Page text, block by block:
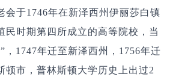
会于1746年在新泽西州伊丽莎白镇
民时期第四所成立的高等院校，当
，1747年迁至新泽西州，1756年迁
顿市，普林斯顿大学历史上出过2